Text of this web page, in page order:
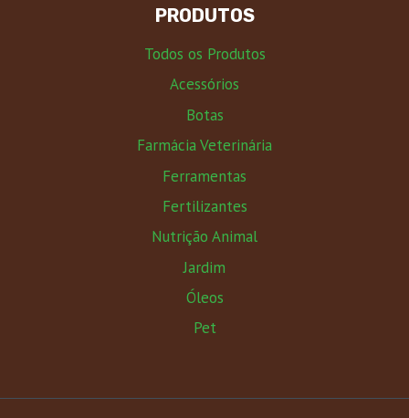
PRODUTOS
Todos os Produtos
Acessórios
Botas
Farmácia Veterinária
Ferramentas
Fertilizantes
Nutrição Animal
Jardim
Óleos
Pet